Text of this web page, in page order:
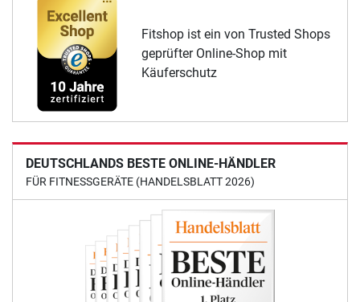
Fitshop ist ein von Trusted Shops
geprüfter Online-Shop mit
Käuferschutz
DEUTSCHLANDS BESTE ONLINE-HÄNDLER
FÜR FITNESSGERÄTE (HANDELSBLATT 2026)